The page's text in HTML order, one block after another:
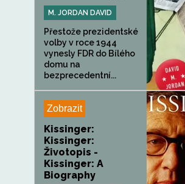
M. JORDAN DAVID
Přestože prezidentské
volby v roce 1944
vynesly FDR do Bílého
domu na
bezprecedentní...
Zobrazit
Kissinger:
Kissinger:
Životopis -
Kissinger: A
Biography